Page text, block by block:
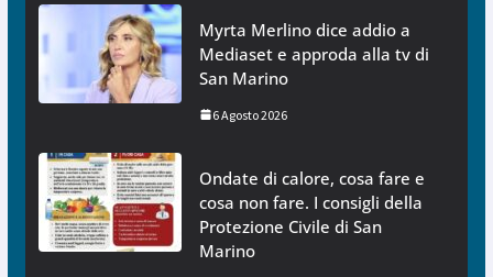
Myrta Merlino dice addio a
Mediaset e approda alla tv di
San Marino
6 Agosto 2026
Ondate di calore, cosa fare e
cosa non fare. I consigli della
Protezione Civile di San
Marino